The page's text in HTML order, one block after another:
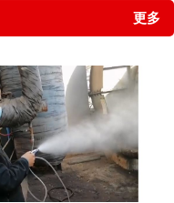
更多